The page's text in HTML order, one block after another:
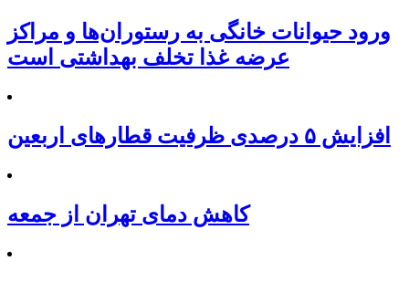
ورود حیوانات خانگی به رستوران‌ها و مراکز
عرضه غذا تخلف بهداشتی است
افزایش ۵ درصدی ظرفیت قطارهای اربعین
کاهش دمای تهران از جمعه